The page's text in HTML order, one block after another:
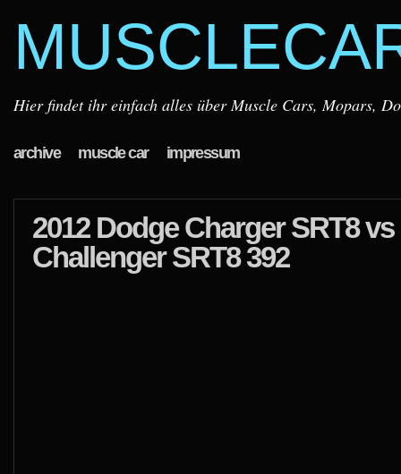
Hier findet ihr einfach alles über Muscle Cars, Mopars,
archive muscle car impressum
2012 Dodge Charger SRT8
Challenger SRT8 392